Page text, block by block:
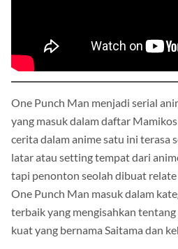
One Punch Man menjadi serial
yang masuk dalam daftar
cerita dalam anime satu ini terasa
latar atau setting tempat dari
tapi penonton seolah dibuat relate
One Punch Man masuk dalam
terbaik yang mengisahkan
kuat yang bernama Saitama dan